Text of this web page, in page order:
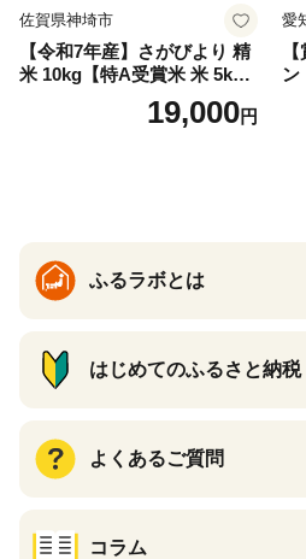
佐賀県神埼市
【令和7年産】さがびより 精
米 10kg【特A受賞米 米 5kg×
2袋 お米 コメ こめ 国産 美味
しい ブランド米 人気 ランキ
19,000円
愛
ン
ふるラボとは
はじめてのふるさと納税
よくあるご質問
コラム